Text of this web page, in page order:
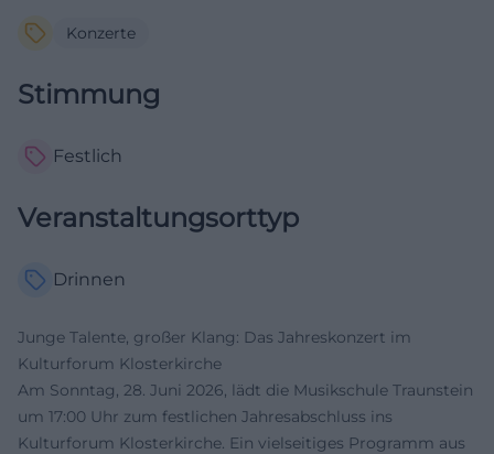
Konzerte
Stimmung
Festlich
Veranstaltungsorttyp
Drinnen
Junge Talente, großer Klang: Das Jahreskonzert im
Kulturforum Klosterkirche
Am Sonntag, 28. Juni 2026, lädt die Musikschule Traunstein
um 17:00 Uhr zum festlichen Jahresabschluss ins
Kulturforum Klosterkirche. Ein vielseitiges Programm aus